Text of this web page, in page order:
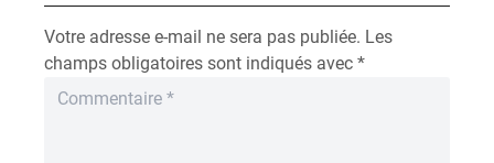
Votre adresse e-mail ne sera pas publiée. Les
champs obligatoires sont indiqués avec *